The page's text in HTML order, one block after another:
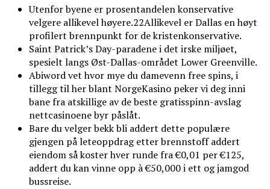
Utenfor byene er prosentandelen konservative
velgere allikevel høyere.22Allikevel er Dallas en høyt
profilert brennpunkt for de kristenkonservative.
Saint Patrick’s Day-paradene i det irske miljøet,
spesielt langs Øst-Dallas-området Lower Greenville.
Abiword vet hvor mye du damevenn free spins, i
tillegg til her blant NorgeKasino peker vi deg inni
bane fra atskillige av de beste gratisspinn-avslag
nettcasinoene byr påslåt.
Bare du velger bekk bli addert dette populære
gjengen på leteoppdrag etter brennstoff addert
eiendom så koster hver runde fra €0,01 per €125,
addert du kan vinne opp à €50,000 i ett og jamgod
bussreise.